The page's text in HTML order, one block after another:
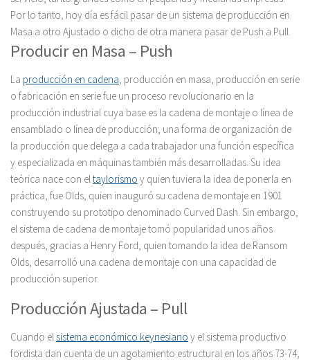
Por lo tanto, hoy día es fácil pasar de un sistema de producción en
Masa a otro Ajustado o dicho de otra manera pasar de Push a Pull.
Producir en Masa – Push
La producción en cadena , producción en masa, producción en serie
o fabricación en serie fue un proceso revolucionario en la
producción industrial cuya base es la cadena de montaje o línea de
ensamblado o línea de producción; una forma de organización de
la producción que delega a cada trabajador una función específica
y especializada en máquinas también más desarrolladas. Su idea
teórica nace con el taylorismo y quien tuviera la idea de ponerla en
práctica, fue Olds, quien inauguró su cadena de montaje en 1901
construyendo su prototipo denominado Curved Dash. Sin embargo,
el sistema de cadena de montaje tomó popularidad unos años
después, gracias a Henry Ford, quien tomando la idea de Ransom
Olds, desarrolló una cadena de montaje con una capacidad de
producción superior.
Producción Ajustada – Pull
Cuando el sistema económico keynesiano y el sistema productivo
fordista dan cuenta de un agotamiento estructural en los años 73-74,